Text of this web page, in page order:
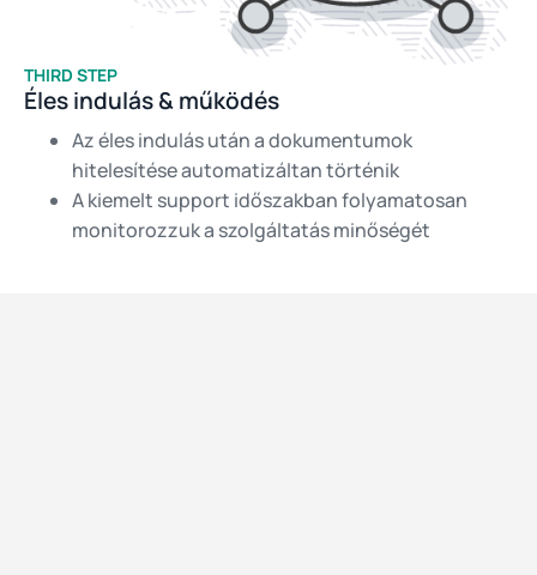
THIRD STEP
Éles indulás & működés
Az éles indulás után a dokumentumok
hitelesítése automatizáltan történik
A kiemelt support időszakban folyamatosan
monitorozzuk a szolgáltatás minőségét